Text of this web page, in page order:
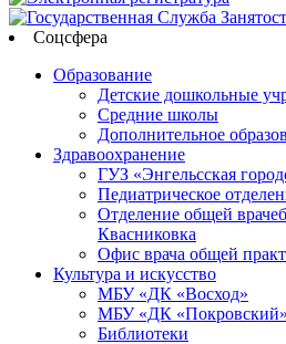
Соцсфера
Образование
Детские дошкольные
Средние школы
Дополнительное
Здравоохранение
ГУЗ «Энгельсская
Педиатрическое
Отделение общей
Квасниковка
Офис врача общей
Культура и искусство
МБУ «ДК «Восход»
МБУ «ДК «Покровский»
Библиотеки